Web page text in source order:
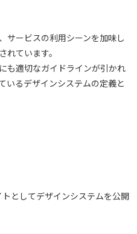
サービスの利用シーンを加味し
ています。
も適切なガイドラインが引かれ
いるデザインシステムの定義と
としてデザインシステムを公開